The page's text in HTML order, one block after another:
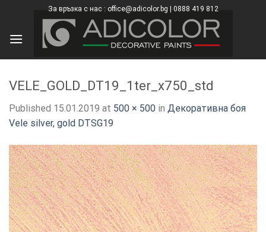
content
За връзка с нас : office@adicolor.bg | 0888 419 812
VELE_GOLD_DT19_1ter_x750_std
Published 15.01.2019 at 500 × 500 in Декоративна боя
Vele silver, gold DTSG19
×